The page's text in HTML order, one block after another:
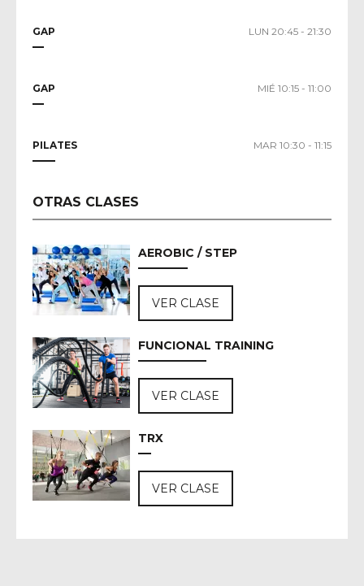
GAP LUN 20:45 - 21:30
GAP MIÉ 10:15 - 11:00
PILATES MAR 10:30 - 11:15
OTRAS CLASES
AEROBIC / STEP
VER CLASE
FUNCIONAL TRAINING
VER CLASE
TRX
VER CLASE